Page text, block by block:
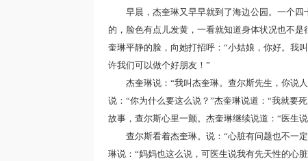
早晨，杰奎琳又早早就到了海边公园。一个
的，脸色有点儿发黄，一看就知道身体状况也不
奎琳平静的脸，向她打招呼：“小姑娘，你好。我
许我们可以做个好朋友！”
杰奎琳说：“我叫杰奎琳。查尔斯先生，你说
说：“你为什么要这么说？”杰奎琳说道：“我就要
故事，查尔斯心里一颤。杰奎琳继续说道：“医生
查尔斯看着杰奎琳。说：“心脏有问题也不一
琳说：“妈妈也这么说，可医生说我有先天性的心